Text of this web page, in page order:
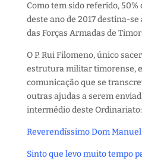
Como tem sido referido,
deste ano de 2017 destina-
das Forças Armadas de
O P. Rui Filomeno, único
estrutura militar timorense,
comunicação que se
outras ajudas a serem
intermédio deste Ordinariato:
Reverendíssimo Dom Manuel
Sinto que levo muito tempo